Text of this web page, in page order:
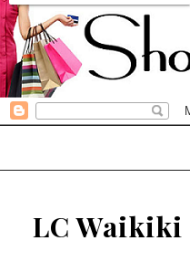
LC Waikiki